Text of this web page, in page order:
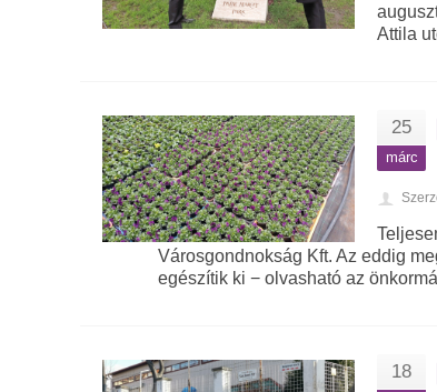
Attila
25
márc
Városgondnokság Kft. Az eddig
egészítik ki − olvasható az
18